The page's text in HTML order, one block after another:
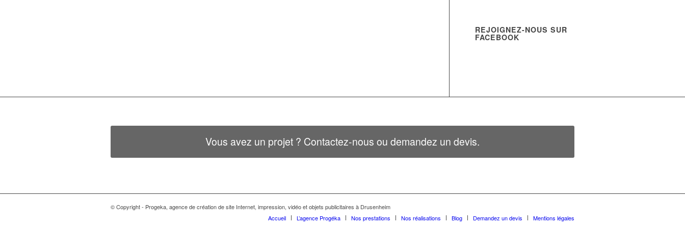
REJOIGNEZ-NOUS SUR
FACEBOOK
Vous avez un projet ? Contactez-nous ou demandez un devis.
© Copyright - Progeka, agence de création de site Internet, impression, vidéo et objets publicitaires à Drusenheim
Accueil
L’agence Progéka Nos prestations Nos réalisations Blog Demandez un devis Mentions légales